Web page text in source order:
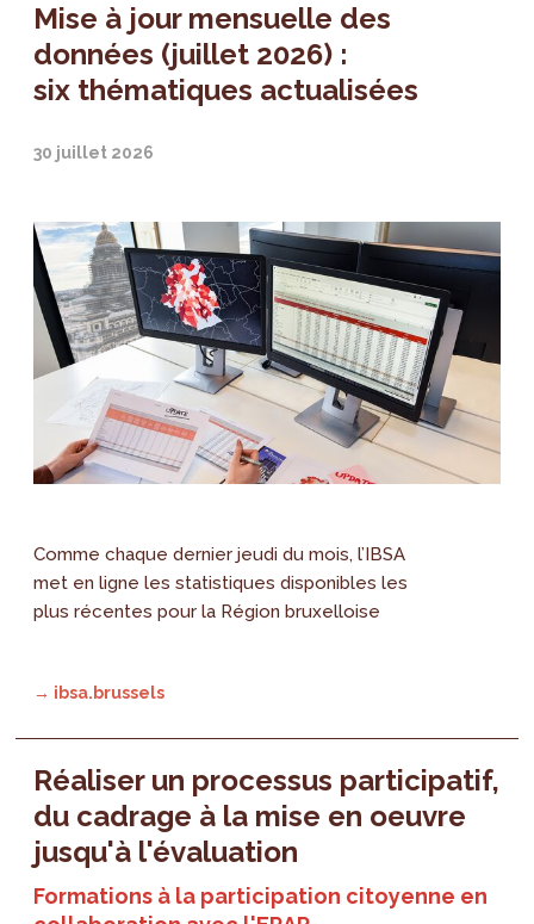
Mise à jour mensuelle des
données (juillet 2026) :
six thématiques actualisées
30 juillet 2026
Comme chaque dernier jeudi du mois, l’IBSA
met en ligne les statistiques disponibles les
plus récentes pour la Région bruxelloise
→ ibsa.brussels
Réaliser un processus participatif,
du cadrage à la mise en oeuvre
jusqu'à l'évaluation
Formations à la participation citoyenne en